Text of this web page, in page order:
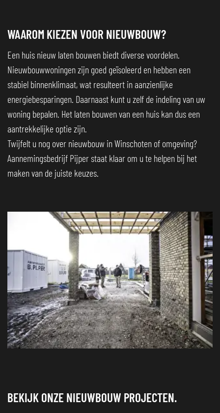
WAAROM KIEZEN VOOR NIEUWBOUW?
Een huis nieuw laten bouwen biedt diverse voordelen.
Nieuwbouwwoningen zijn goed geïsoleerd en hebben een
stabiel binnenklimaat, wat resulteert in aanzienlijke
energiebesparingen. Daarnaast kunt u zelf de indeling van uw
woning bepalen. Het laten bouwen van een huis kan dus een
aantrekkelijke optie zijn.
Twijfelt u nog over nieuwbouw in Winschoten of omgeving?
Aannemingsbedrijf Pijper staat klaar om u te helpen bij het
maken van de juiste keuzes.
BEKIJK ONZE NIEUWBOUW PROJECTEN.